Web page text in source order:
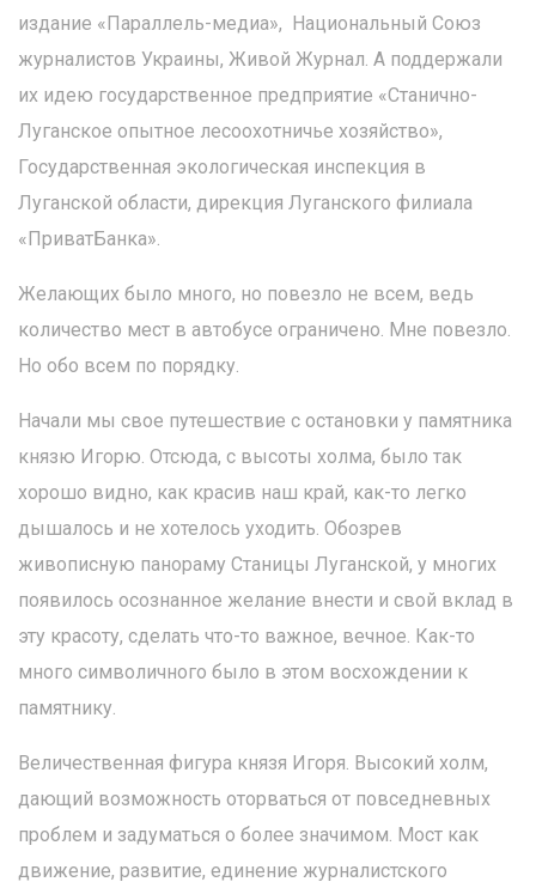
издание «Параллель-медиа», Национальный Союз
журналистов Украины, Живой Журнал. А поддержали
их идею государственное предприятие «Станично-
Луганское опытное лесоохотничье хозяйство»,
Государственная экологическая инспекция в
Луганской области, дирекция Луганского филиала
«ПриватБанка».
Желающих было много, но повезло не всем, ведь
количество мест в автобусе ограничено. Мне повезло.
Но обо всем по порядку.
Начали мы свое путешествие с остановки у памятника
князю Игорю. Отсюда, с высоты холма, было так
хорошо видно, как красив наш край, как-то легко
дышалось и не хотелось уходить. Обозрев
живописную панораму Станицы Луганской, у многих
появилось осознанное желание внести и свой вклад в
эту красоту, сделать что-то важное, вечное. Как-то
много символичного было в этом восхождении к
памятнику.
Величественная фигура князя Игоря. Высокий холм,
дающий возможность оторваться от повседневных
проблем и задуматься о более значимом. Мост как
движение, развитие, единение журналистского